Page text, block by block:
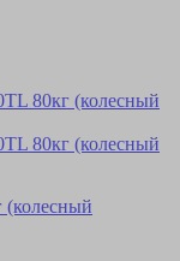
(колесный